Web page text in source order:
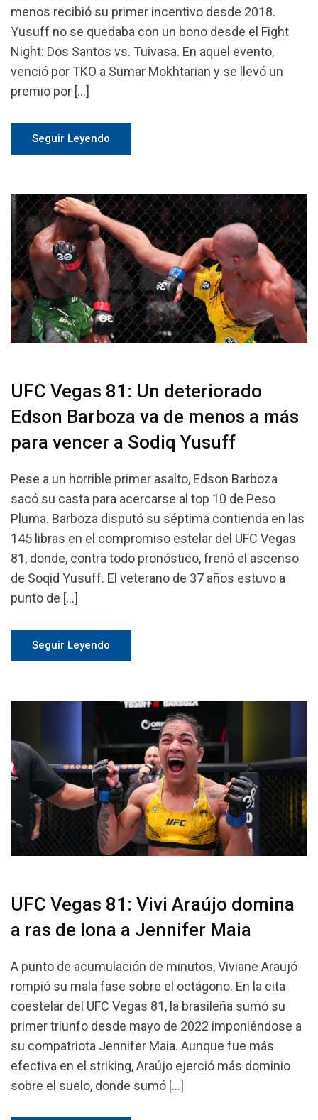
menos recibió su primer incentivo desde 2018.
Yusuff no se quedaba con un bono desde el Fight
Night: Dos Santos vs. Tuivasa. En aquel evento,
venció por TKO a Sumar Mokhtarian y se llevó un
premio por […]
Seguir Leyendo
UFC Vegas 81: Un deteriorado
Edson Barboza va de menos a más
para vencer a Sodiq Yusuff
Pese a un horrible primer asalto, Edson Barboza
sacó su casta para acercarse al top 10 de Peso
Pluma. Barboza disputó su séptima contienda en las
145 libras en el compromiso estelar del UFC Vegas
81, donde, contra todo pronóstico, frenó el ascenso
de Soqid Yusuff. El veterano de 37 años estuvo a
punto de […]
Seguir Leyendo
UFC Vegas 81: Vivi Araújo domina
a ras de lona a Jennifer Maia
A punto de acumulación de minutos, Viviane Araujó
rompió su mala fase sobre el octágono. En la cita
coestelar del UFC Vegas 81, la brasileña sumó su
primer triunfo desde mayo de 2022 imponiéndose a
su compatriota Jennifer Maia. Aunque fue más
efectiva en el striking, Araújo ejerció más dominio
sobre el suelo, donde sumó […]